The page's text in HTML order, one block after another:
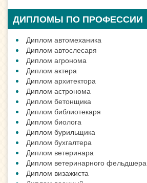
ДИПЛОМЫ ПО ПРОФЕССИИ
Диплом автомеханика
Диплом автослесаря
Диплом агронома
Диплом актера
Диплом архитектора
Диплом астронома
Диплом бетонщика
Диплом библиотекаря
Диплом биолога
Диплом бурильщика
Диплом бухгалтера
Диплом ветеринара
Диплом ветеринарного фельдшера
Диплом визажиста